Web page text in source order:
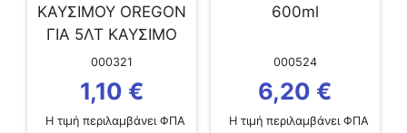
ΚΑΥΣΙΜΟΥ OREGON
ΓΙΑ 5ΛΤ ΚΑΥΣΙΜΟ
000321
1,10 €
Η τιμή περιλαμβάνει ΦΠΑ
600ml
000524
6,20 €
Η τιμή περιλαμβάνει ΦΠΑ